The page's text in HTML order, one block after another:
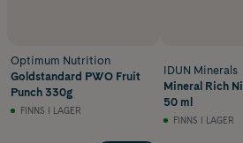
Optimum Nutrition
Goldstandard PWO Fruit
Punch 330g
FINNS I LAGER
IDUN Minerals
Mineral Rich
50 ml
FINNS I LAGER